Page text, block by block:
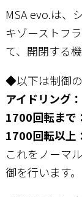
MSA evo.は、
キゾーストフ
て、開閉する
◆以下は制御
アイドリング
1700回転まで
1700回転以上
これをノーマ
御を行います。